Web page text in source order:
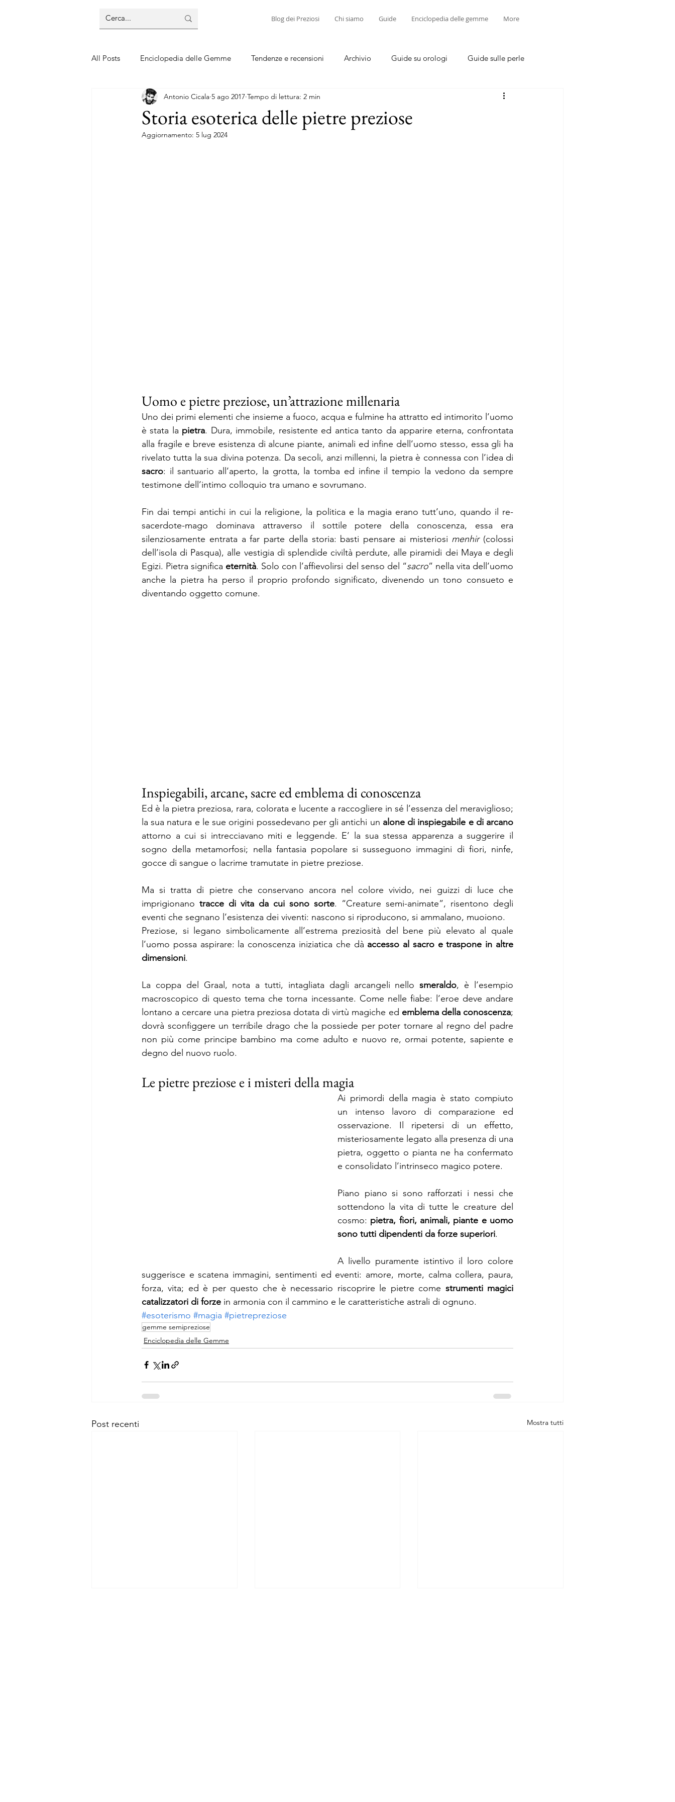
Blog dei Preziosi Chi siamo Guide Enciclopedia delle gemme More
All Posts Enciclopedia delle Gemme Tendenze e recensioni Archivio Guide su orologi Guide sulle perle
Guide sui gioielli Guide sui diamanti Guide su corallo e cammei
Storia esoterica delle pietre preziose
Antonio Cicala 5 ago 2017 Tempo di lettura: 2 min
Aggiornamento: 5 lug 2024
Uomo e pietre preziose, un’attrazione millenaria
Uno dei primi elementi che insieme a fuoco, acqua e fulmine ha attratto ed intimorito l’uomo
è stata la pietra. Dura, immobile, resistente ed antica tanto da apparire eterna, confrontata
alla fragile e breve esistenza di alcune piante, animali ed infine dell’uomo stesso, essa gli ha
sacro: il santuario all’aperto, la grotta, la tomba ed infine il tempio la vedono da sempre
testimone dell’intimo colloquio tra umano e sovrumano.
Fin dai tempi antichi in cui la religione, la politica e la magia erano tutt’uno, quando il re-
sacerdote-mago dominava attraverso il sottile potere della conoscenza, essa era
silenziosamente entrata a far parte della storia: basti pensare ai misteriosi menhir (colossi
dell’isola di Pasqua), alle vestigia di splendide civiltà perdute, alle piramidi dei Maya e degli
Egizi. Pietra significa eternità. Solo con l’affievolirsi del senso del “sacro” nella vita dell’uomo
anche la pietra ha perso il proprio profondo significato, divenendo un tono consueto e
diventando oggetto comune.
Inspiegabili, arcane, sacre ed emblema di conoscenza
Ed è la pietra preziosa, rara, colorata e lucente a raccogliere in sé l’essenza del meraviglioso;
la sua natura e le sue origini possedevano per gli antichi un alone di inspiegabile e di arcano
attorno a cui si intrecciavano miti e leggende. E’ la sua stessa apparenza a suggerire il
sogno della metamorfosi; nella fantasia popolare si susseguono immagini di fiori, ninfe,
gocce di sangue o lacrime tramutate in pietre preziose.
Ma si tratta di pietre che conservano ancora nel colore vivido, nei guizzi di luce che
imprigionano tracce di vita da cui sono sorte. “Creature semi-animate”, risentono degli
eventi che segnano l’esistenza dei viventi: nascono si riproducono, si ammalano, muoiono.
Preziose, si legano simbolicamente all’estrema preziosità del bene più elevato al quale
l’uomo possa aspirare: la conoscenza iniziatica che dà accesso al sacro e traspone in altre
dimensioni.
La coppa del Graal, nota a tutti, intagliata dagli arcangeli nello smeraldo, è l’esempio
macroscopico di questo tema che torna incessante. Come nelle fiabe: l’eroe deve andare
lontano a cercare una pietra preziosa dotata di virtù magiche ed emblema della conoscenza;
dovrà sconfiggere un terribile drago che la possiede per poter tornare al regno del padre
non più come principe bambino ma come adulto e nuovo re, ormai potente, sapiente e
degno del nuovo ruolo.
Le pietre preziose e i misteri della magia
Ai primordi della magia è stato compiuto
un intenso lavoro di comparazione ed
osservazione. Il ripetersi di un effetto,
misteriosamente legato alla presenza di una
pietra, oggetto o pianta ne ha confermato
e consolidato l’intrinseco magico potere.
Piano piano si sono rafforzati i nessi che
sottendono la vita di tutte le creature del
cosmo: pietra, fiori, animali, piante e uomo
sono tutti dipendenti da forze superiori.
A livello puramente istintivo il loro colore
suggerisce e scatena immagini, sentimenti ed eventi: amore, morte, calma collera, paura,
forza, vita; ed è per questo che è necessario riscoprire le pietre come strumenti magici
catalizzatori di forze in armonia con il cammino e le caratteristiche astrali di ognuno.
#esoterismo #magia #pietrepreziose
gemme semipreziose
Enciclopedia delle Gemme
Post recenti Mostra tutti